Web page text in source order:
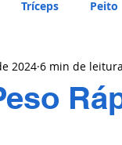
Tríceps Peito
2024 6 min de leitura